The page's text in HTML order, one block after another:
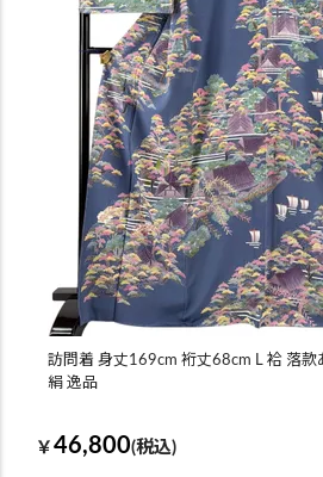
訪問着 身丈169cm 裄丈68cm L 袷 落款
絹 逸品
￥ 46,800(税込)